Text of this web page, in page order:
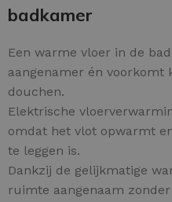
badkamer
Een warme vloer in de
aangenamer én voorkomt
douchen.
Elektrische
omdat het vlot opwarmt
te leggen is.
Dankzij de gelijkmatige
ruimte aangenaam